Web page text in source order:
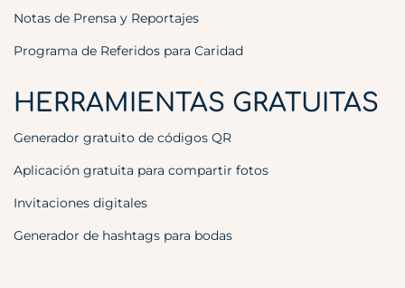
Notas de Prensa y Reportajes
Programa de Referidos para Caridad
HERRAMIENTAS GRATUITAS
Generador gratuito de códigos QR
Aplicación gratuita para compartir fotos
Invitaciones digitales
Generador de hashtags para bodas